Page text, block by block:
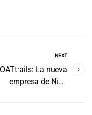
NEXT
La nueva
empresa de Nino